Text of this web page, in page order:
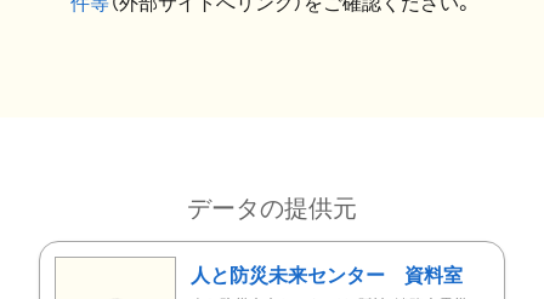
データの提供元
人と防災未来センター 資料室